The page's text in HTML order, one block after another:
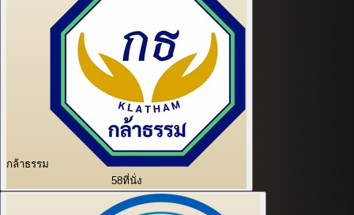
กล้าธรรม
58ที่นั่ง